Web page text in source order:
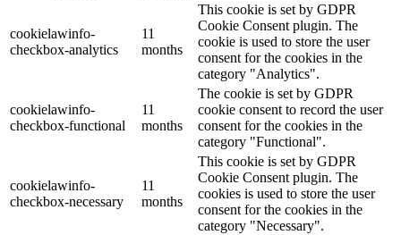
cookielawinfo-
checkbox-analytics
11
months
This cookie is set by GDPR
Cookie Consent plugin. The
cookie is used to store the user
consent for the cookies in the
category "Analytics".
cookielawinfo-
checkbox-functional
11
months
The cookie is set by GDPR
cookie consent to record the user
consent for the cookies in the
category "Functional".
cookielawinfo-
checkbox-necessary
11
months
This cookie is set by GDPR
Cookie Consent plugin. The
cookies is used to store the user
consent for the cookies in the
category "Necessary".